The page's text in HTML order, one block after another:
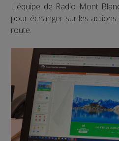
L'équipe de Radio Mont
pour échanger sur les
route.